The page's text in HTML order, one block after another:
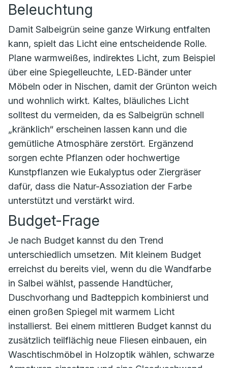
Beleuchtung
Damit Salbeigrün seine ganze Wirkung entfalten
kann, spielt das Licht eine entscheidende Rolle.
Plane warmweißes, indirektes Licht, zum Beispiel
über eine Spiegelleuchte, LED‑Bänder unter
Möbeln oder in Nischen, damit der Grünton weich
und wohnlich wirkt. Kaltes, bläuliches Licht
solltest du vermeiden, da es Salbeigrün schnell
„kränklich“ erscheinen lassen kann und die
gemütliche Atmosphäre zerstört. Ergänzend
sorgen echte Pflanzen oder hochwertige
Kunstpflanzen wie Eukalyptus oder Ziergräser
dafür, dass die Natur-Assoziation der Farbe
unterstützt und verstärkt wird.
Budget-Frage
Je nach Budget kannst du den Trend
unterschiedlich umsetzen. Mit kleinem Budget
erreichst du bereits viel, wenn du die Wandfarbe
in Salbei wählst, passende Handtücher,
Duschvorhang und Badteppich kombinierst und
einen großen Spiegel mit warmem Licht
installierst. Bei einem mittleren Budget kannst du
zusätzlich teilflächig neue Fliesen einbauen, ein
Waschtischmöbel in Holzoptik wählen, schwarze